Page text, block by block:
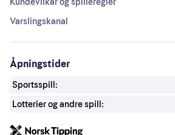
Varslingskanal
Åpningstider
Sportsspill:
Lotterier og andre spill: